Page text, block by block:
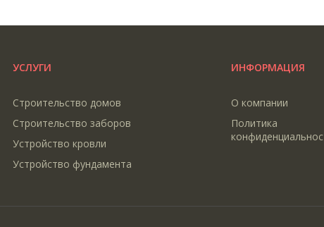
УСЛУГИ
Строительство домов
Строительство заборов
Устройство кровли
Устройство фундамента
ИНФОРМАЦИЯ
О компании
Политика